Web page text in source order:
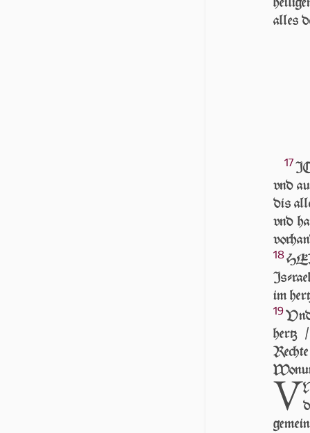
alles
17
vnd
dis
vnd
18
Iſ­ra­el
im
19
hertz
V